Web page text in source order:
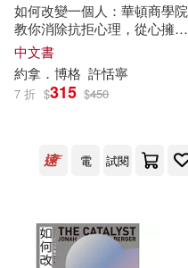
電子書
現在可購買商品(10)
如何改變一個人：華頓商學院
教你消除抗拒心理，從心擁抱
改變
中文書
約拿 ． 博格 許恬寧
7 折 $315 $450
電 試閱